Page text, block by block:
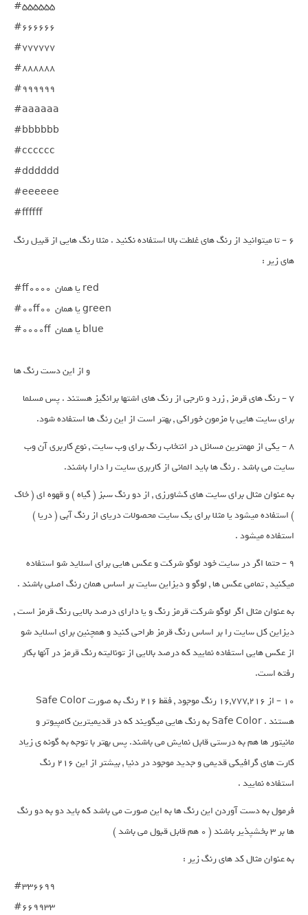
#555555
#666666
#777777
#888888
#999999
#aaaaaa
#bbbbbb
#cccccc
#dddddd
#eeeeee
#ffffff
6 – تا میتوانید از رنگ های غلطت بالا استفاده نکنید . مثلا رنگ هایی از قبیل رنگ
های زیر :
#ff0000  یا همان red
#00ff00  یا همان green
#0000ff  یا همان blue
و از این دست رنگ ها
7 – رنگ های قرمز , زرد و نارجی از رنگ های اشتها برانگیز هستند . پس مسلما
برای سایت هایی با مزمون خوراکی , بهتر است از این رنگ ها استفاده شود.
8 – یکی از مهمترین مسائل در انتخاب رنگ برای وب سایت , نوع کاربری آن وب
سایت می باشد . رنگ ها باید المانی از کاربری سایت را دارا باشند.
به عنوان مثال برای سایت های کشاورزی , از دو رنگ سبز ( گیاه ) و قهوه ای ( خاک
) استفاده میشود یا مثلا برای یک سایت محصولات دریای از رنگ آبی ( دریا )
استفاده میشود .
9 – حتما اگر در سایت خود لوگو شرکت و عکس هایی برای اسلاید شو استفاده
میکنید , تمامی عکس ها , لوگو و دیزاین سایت بر اساس همان رنگ اصلی باشند .
به عنوان مثال اگر لوگو شرکت قرمز رنگ و یا دارای درصد بالایی رنگ قرمز است ,
دیزاین کل سایت را بر اساس رنگ قرمز طراحی کنید و همچنین برای اسلاید شو
از عکس هایی استفاده نمایید که درصد بالایی از تونالیته رنگ قرمز در آنها بکار
رفته است.
10 – از 16,777,216 رنگ موجود , فقط 216 رنگ به صورت Safe Color
هستند . Safe Color به رنگ هایی میگویند که در قدیمیترین کامپیوتر و
مانیتور ها هم به درستی قابل نمایش می باشند. پس بهتر با توجه به گونه ی زیاد
کارت های گرافیکی قدیمی و جدید موجود در دنیا , بیشتر از این 216 رنگ
استفاده نمایید .
فرمول به دست آوردن این رنگ ها به این صورت می باشد که باید دو به دو رنگ
ها بر 3 بخشپذیر باشند ( 0 هم قابل قبول می باشد )
به عنوان مثال کد های رنگ زیر :
#336699
#669933